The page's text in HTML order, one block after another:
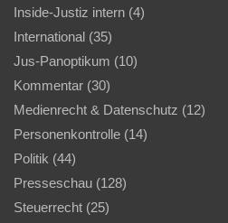
Inside-Justiz intern (4)
International (35)
Jus-Panoptikum (10)
Kommentar (30)
Medienrecht & Datenschutz (12)
Personenkontrolle (14)
Politik (44)
Presseschau (128)
Steuerrecht (25)